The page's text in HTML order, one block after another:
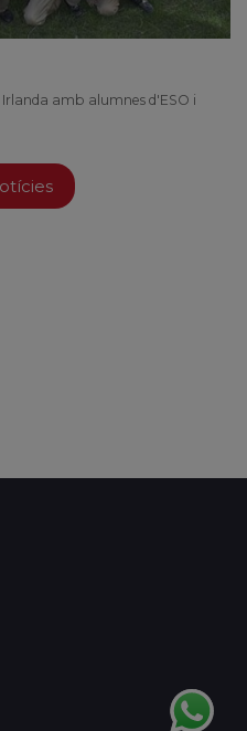
amb alumnes d'ESO i